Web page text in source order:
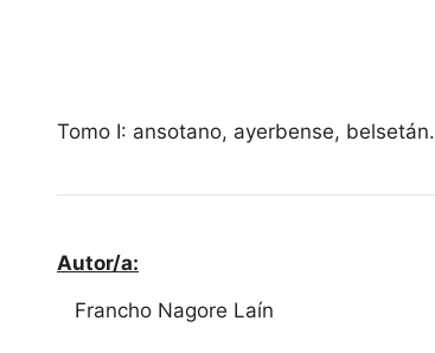
Tomo I: ansotano, ayerbense, belsetán.
Autor/a:
Francho Nagore Laín